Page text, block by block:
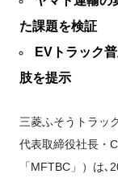
Canter
小型トラッ
大型バス
全製品
クイックリンク
ボディビルダーポ
中古車
純正油脂ケミカ
純正リマニ部
三菱ふそう_ショ
レスキューマニ
反社会的勢力
指定信用情報
FUSOあんしん
オートローン
FUSO VALUE
ラフィットプ
FUSOリース
FUSOリース
重要なお知らせ
ふそうライフ
た課題を検証
EVトラック
肢を提示
三菱ふそうトラッ
代表取締役社長・
「MFTBC」）は